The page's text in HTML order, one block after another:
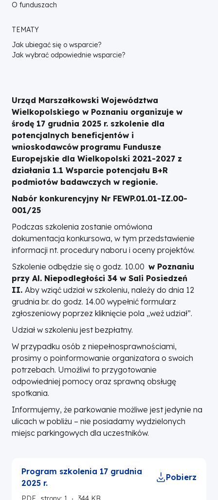
O funduszach
TEMATY
Jak ubiegać się o wsparcie?
Jak wybrać odpowiednie wsparcie?
Urząd Marszałkowski Województwa
Wielkopolskiego w Poznaniu organizuje w
środę 17 grudnia 2025 r. szkolenie dla
potencjalnych beneficjentów i
wnioskodawców programu Fundusze
Europejskie dla Wielkopolski 2021-2027 z
działania 1.1 Wsparcie potencjału B+R
podmiotów badawczych w regionie.
Nabór konkurencyjny Nr FEWP.01.01-IZ.00-
001/25
Podczas szkolenia zostanie omówiona
dokumentacja konkursowa, w tym przedstawienie
informacji nt. procedury naboru i oceny projektów.
Szkolenie odbędzie się o godz. 10.00 w Poznaniu
przy Al. Niepodległości 34 w Sali Posiedzeń
II. Aby wziąć udział w szkoleniu, należy do dnia 12
grudnia br. do godz. 14.00 wypełnić formularz
zgłoszeniowy poprzez kliknięcie pola „weź udział”.
Udział w szkoleniu jest bezpłatny.
W przypadku osób z niepełnosprawnościami,
prosimy o poinformowanie organizatora o swoich
potrzebach. Umożliwi to przygotowanie
odpowiedniej pomocy oraz sprawną obsługę
spotkania.
Informujemy, że parkowanie możliwe jest jedynie na
ulicach w pobliżu – nie posiadamy wydzielonych
miejsc parkingowych dla uczestników.
Program szkolenia 17 grudnia
2025 r.
Pobierz